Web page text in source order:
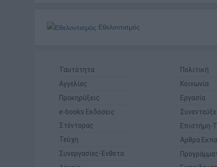
Εθελοντισμός
Ταυτότητα
Αγγελίες
Προκηρύξεις
e-books Εκδόσεις
Στέντορας
Τεύχη
Συνεργασίες-Ένθετα
Πολιτική
Κοινωνία
Εργασία
Επιστήμη-
Άρθρα